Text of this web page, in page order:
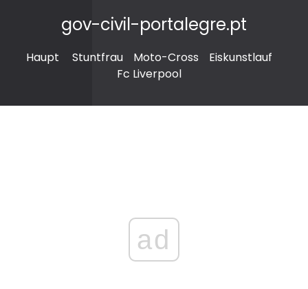
gov-civil-portalegre.pt
Haupt Stuntfrau Moto-Cross
Eiskunstlauf
Fc Liverpool
ad